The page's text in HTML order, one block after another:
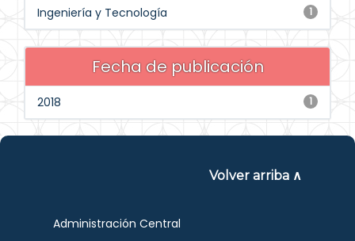
1
Ingeniería y Tecnología
Fecha de publicación
1
2018
Volver arriba ∧
Administración Central